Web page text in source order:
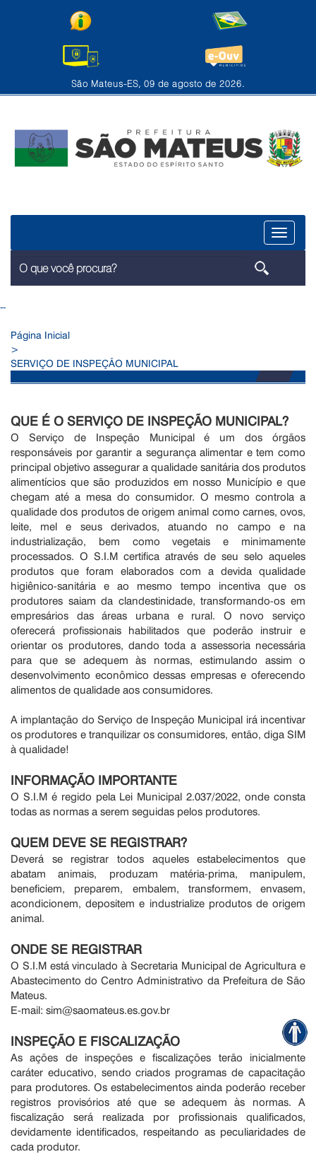
São Mateus-ES, 09 de agosto de 2026.
Menu
--
Página Inicial
>
SERVIÇO DE INSPEÇÃO MUNICIPAL
QUE É O SERVIÇO DE INSPEÇÃO MUNICIPAL?
O Serviço de Inspeção Municipal é um dos órgãos
responsáveis por garantir a segurança alimentar e tem como
principal objetivo assegurar a qualidade sanitária dos produtos
alimentícios que são produzidos em nosso Município e que
chegam até a mesa do consumidor. O mesmo controla a
qualidade dos produtos de origem animal como carnes, ovos,
leite, mel e seus derivados, atuando no campo e na
industrialização, bem como vegetais e minimamente
processados. O S.I.M certifica através de seu selo aqueles
produtos que foram elaborados com a devida qualidade
higiênico-sanitária e ao mesmo tempo incentiva que os
produtores saiam da clandestinidade, transformando-os em
empresários das áreas urbana e rural. O novo serviço
oferecerá profissionais habilitados que poderão instruir e
orientar os produtores, dando toda a assessoria necessária
para que se adequem às normas, estimulando assim o
desenvolvimento econômico dessas empresas e oferecendo
alimentos de qualidade aos consumidores.
A implantação do Serviço de Inspeção Municipal irá incentivar
os produtores e tranquilizar os consumidores, então, diga SIM
à qualidade!
INFORMAÇÃO IMPORTANTE
O S.I.M é regido pela Lei Municipal 2.037/2022, onde consta
todas as normas a serem seguidas pelos produtores.
QUEM DEVE SE REGISTRAR?
Deverá se registrar todos aqueles estabelecimentos que
abatam animais, produzam matéria-prima, manipulem,
beneficiem, preparem, embalem, transformem, envasem,
acondicionem, depositem e industrialize produtos de origem
animal.
ONDE SE REGISTRAR
O S.I.M está vinculado à Secretaria Municipal de Agricultura e
Abastecimento do Centro Administrativo da Prefeitura de São
Mateus.
E-mail: sim@saomateus.es.gov.br
INSPEÇÃO E FISCALIZAÇÃO
As ações de inspeções e fiscalizações terão inicialmente
caráter educativo, sendo criados programas de capacitação
para produtores. Os estabelecimentos ainda poderão receber
registros provisórios até que se adequem às normas. A
fiscalização será realizada por profissionais qualificados,
devidamente identificados, respeitando as peculiaridades de
cada produtor.